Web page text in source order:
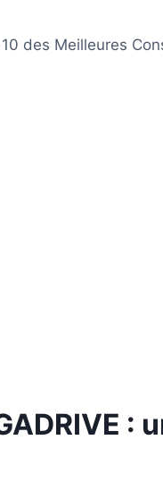
des Meilleures